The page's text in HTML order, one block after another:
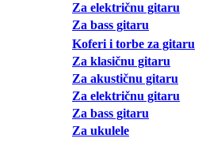
Za električnu gitaru
Za bass gitaru
Koferi i torbe za gitaru
Za klasičnu gitaru
Za akustičnu gitaru
Za električnu gitaru
Za bass gitaru
Za ukulele